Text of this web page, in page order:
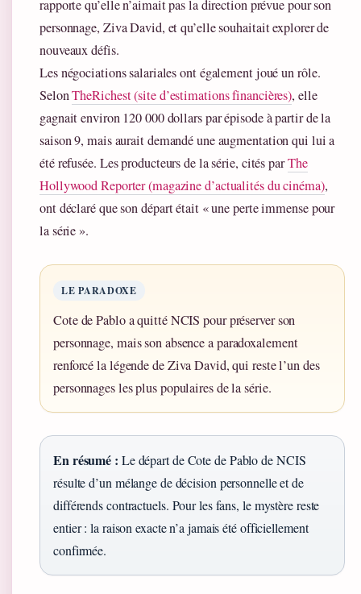
rapporte qu’elle n’aimait pas la direction prévue pour son
personnage, Ziva David, et qu’elle souhaitait explorer de
nouveaux défis.
Les négociations salariales ont également joué un rôle.
SelonTheRichest (site d’estimations financières), elle
gagnait environ 120 000 dollars par épisode à partir de la
saison 9, mais aurait demandé une augmentation qui lui a
été refusée. Les producteurs de la série, cités parThe
Hollywood Reporter (magazine d’actualités du cinéma),
ont déclaré que son départ était « une perte immense pour
la série ».
LE PARADOXE
Cote de Pablo a quitté NCIS pour préserver son
personnage, mais son absence a paradoxalement
renforcé la légende de Ziva David, qui reste l’un des
personnages les plus populaires de la série.
En résumé : Le départ de Cote de Pablo de NCIS
résulte d’un mélange de décision personnelle et de
différends contractuels. Pour les fans, le mystère reste
entier : la raison exacte n’a jamais été officiellement
confirmée.